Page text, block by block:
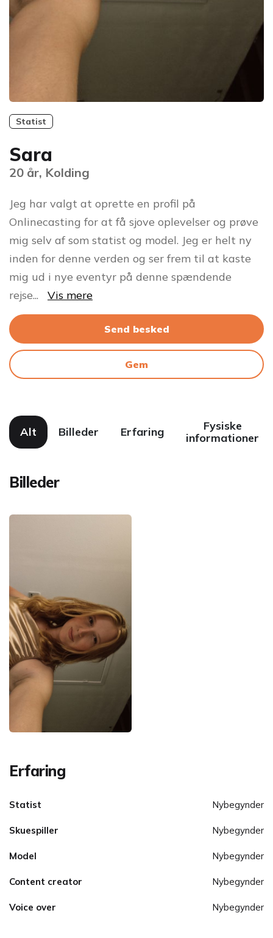
Statist
Sara
20 år, Kolding
Jeg har valgt at oprette en profil på
Onlinecasting for at få sjove oplevelser og prøve
mig selv af som statist og model. Jeg er helt ny
inden for denne verden og ser frem til at kaste
mig ud i nye eventyr på denne spændende
rejse... Vis mere
Send besked
Gem
Alt Billeder Erfaring
Fysiske
informationer
Billeder
Erfaring
Statist Nybegynder
Skuespiller Nybegynder
Model Nybegynder
Content creator Nybegynder
Voice over Nybegynder